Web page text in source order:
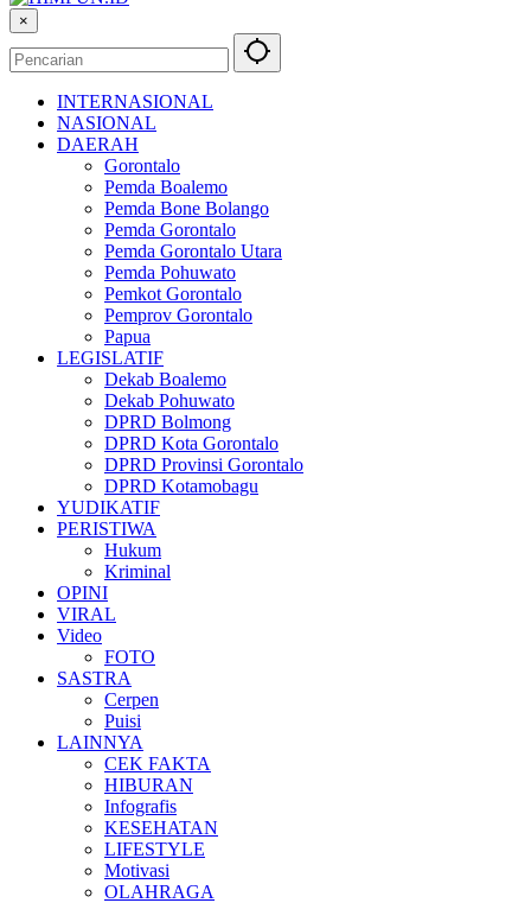
×
INTERNASIONAL
NASIONAL
DAERAH
Gorontalo
Pemda Boalemo
Pemda Bone Bolango
Pemda Gorontalo
Pemda Gorontalo Utara
Pemda Pohuwato
Pemkot Gorontalo
Pemprov Gorontalo
Papua
LEGISLATIF
Dekab Boalemo
Dekab Pohuwato
DPRD Bolmong
DPRD Kota Gorontalo
DPRD Provinsi Gorontalo
DPRD Kotamobagu
YUDIKATIF
PERISTIWA
Hukum
Kriminal
OPINI
VIRAL
Video
FOTO
SASTRA
Cerpen
Puisi
LAINNYA
CEK FAKTA
HIBURAN
Infografis
KESEHATAN
LIFESTYLE
Motivasi
OLAHRAGA